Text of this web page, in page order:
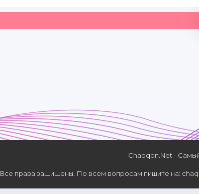
Chaqqon.Net -
Все права защищены. По всем вопросам пишите на: